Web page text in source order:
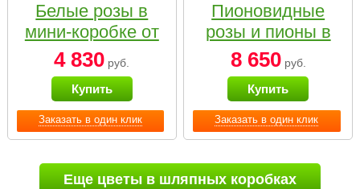
Заказать в один клик
Белые розы в
мини-коробке от
Bella Fiori
4 830 руб.
Купить
Заказать в один клик
Пионовидные
розы и пионы в
белой коробке
Small
8 650руб.
Купить
Еще цветы в шляпных коробках